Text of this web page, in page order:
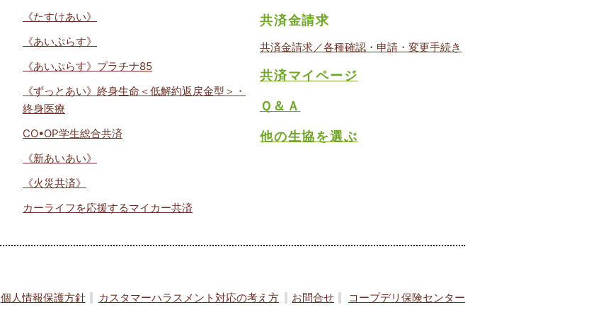
《たすけあい》
《あいぷらす》
《あいぷらす》プラチナ85
《ずっとあい》終身生命＜低解約返戻金型＞・
終身医療
CO•OP学生総合共済
《新あいあい》
《火災共済》
カーライフを応援するマイカー共済
共済金請求
共済金請求／各種確認・申請・変更手続き
共済マイページ
Ｑ＆Ａ
他の生協を選ぶ
個人情報保護方針 カスタマーハラスメント対応の考え方 お問合せ コープデリ保険センター